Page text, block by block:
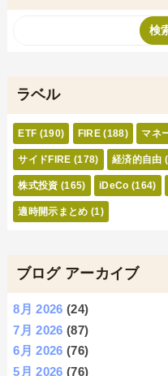
ラベル
ETF (190) FIRE (188) マネ
サイドFIRE (178) 経済的自由
株式投資 (165) iDeCo (164)
適時開示まとめ (1)
ブログ アーカイブ
8月 2026 (24)
7月 2026 (87)
6月 2026 (76)
5月 2026 (76)